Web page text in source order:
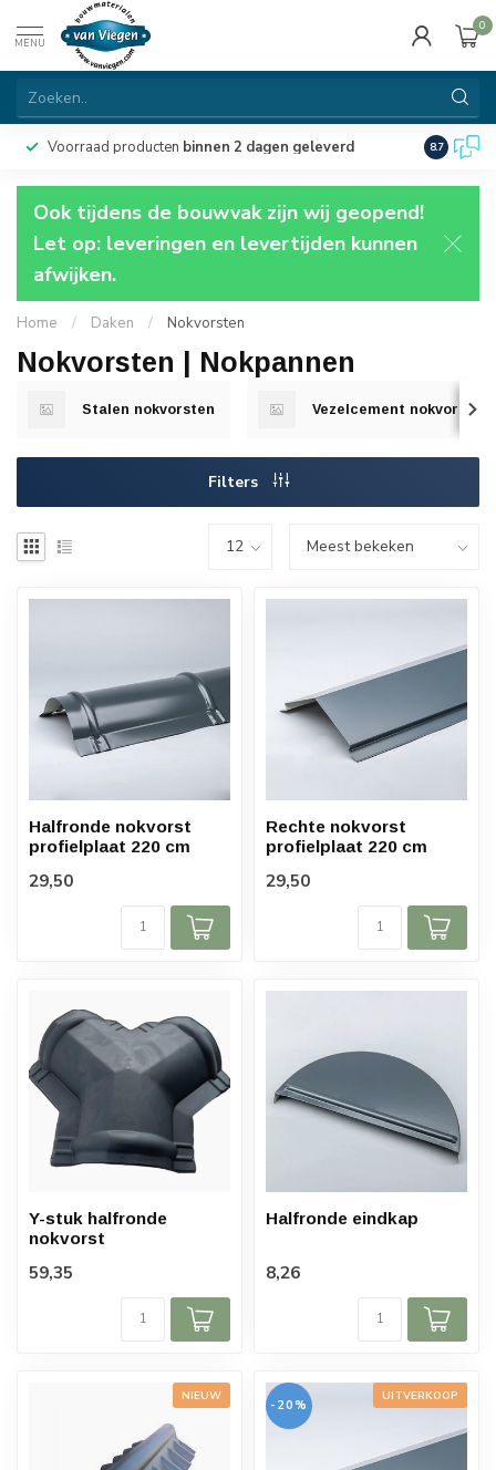
MENU
0
Voorraad producten binnen 2 dagen geleverd 8.7
Ook tijdens de bouwvak zijn wij geopend!
Let op: leveringen en levertijden kunnen
afwijken.
Home / Daken / Nokvorsten
Nokvorsten | Nokpannen
Stalen nokvorsten Vezelcement nokvorsten
Filters
Halfronde nokvorst
profielplaat 220 cm
29,50
Rechte nokvorst
profielplaat 220 cm
29,50
Y-stuk halfronde
nokvorst
59,35
Halfronde eindkap
8,26
NIEUW UITVERKOOP
-20%